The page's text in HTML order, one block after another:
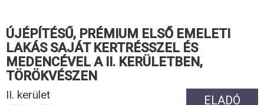
ÚJÉPÍTÉSŰ, PRÉMIUM ELSŐ EMELETI
LAKÁS SAJÁT KERTRÉSSZEL ÉS
MEDENCÉVEL A II. KERÜLETBEN,
TÖRÖKVÉSZEN
ELADÓ
II. kerület